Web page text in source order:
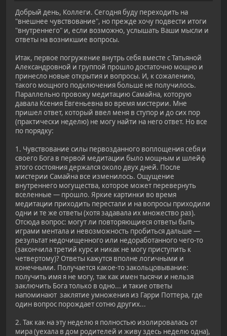
Добрый день, Коллеги. Сегодня буду переходить на
"внешнее чувствование", но прежде хочу подвести итоги
"внутреннего" и, если возможно, услышать Ваши мысли и
ответы на возникшие вопросы.
Итак, первое погружение внутрь себя вместе с Татьяной
Александровной и группой прошло достаточно мощно и
принесло новые открытия и вопросы. И, к сожалению,
такого мощного подключения больше не получилось.
Параллельно провожу медитацию Самайна, которую
давала Ксения Евгеньевна во время мистерии. Мне
пришел ответ, который ввел меня в ступор и до сих пор
(практически неделю) не могу найти на него ответ. Но все
по порядку:
1. Чувствование силы первозданного воплощения себя и
своего Бога в первой медитации было мощным и шлейф
этого состояния держался около двух дней. После
мистерии Самайна все изменилось. Ощущение
внутреннего могущества, которое может перевернуть
вселенные — прошло. Яркие картинки во время
медитации приходить перестали и на вопросы приходили
одни и те же ответы (хотя задавала их множество раз).
Отсюда вопрос: могут ли повторяющиеся ответы быть
играми ментала и невозможность пробиться дальше —
результат недочищенного или недоработанного чего-то
(закончила третий курс и никак не могу приступить к
четвертому)? Ответы кажутся вполне логичными и
конечными. Получается какое-то закольцовывание:
получить имя я не могу, так как имен тысячи и нельзя
заключить Бога только в одно... и такие ответы
напоминают заклятие умножения из Гарри Поттера, где
один вопрос порождает сотню других...
2. Так как на эту неделю я полностью изолировалась от
мира (уехала в дом родителей и живу здесь неделю одна),